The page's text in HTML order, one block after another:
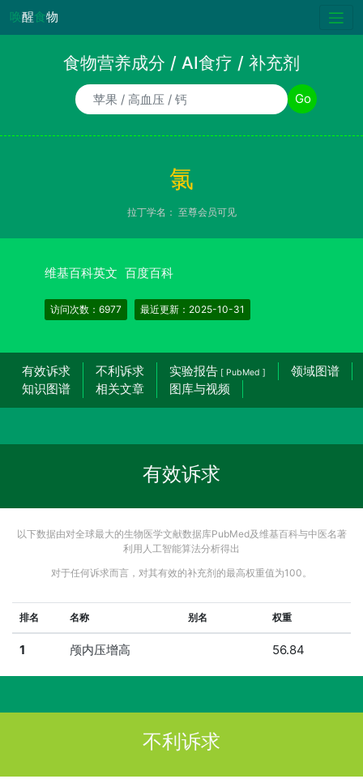
唤醒食物
食物营养成分 / AI食疗 / 补充剂
食物/AI食疗诉求/补充剂名称 Go
氯
拉丁学名： 至尊会员可见
维基百科英文 百度百科
访问次数：6977 最近更新：2025-10-31
有效诉求 不利诉求 实验报告 [ PubMed ]
领域图谱
知识图谱
相关文章 图库与视频
有效诉求
以下数据由对全球最大的生物医学文献数据库PubMed及维基百科与中医名著
利用人工智能算法分析得出
对于任何诉求而言，对其有效的补充剂的最高权重值为100。
排名 名称 别名 权重
1 颅内压增高 56.84
不利诉求